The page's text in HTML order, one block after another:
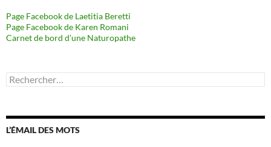
Page Facebook de Laetitia Beretti
Page Facebook de Karen Romani
Carnet de bord d’une Naturopathe
Rechercher :
L’ÉMAIL DES MOTS